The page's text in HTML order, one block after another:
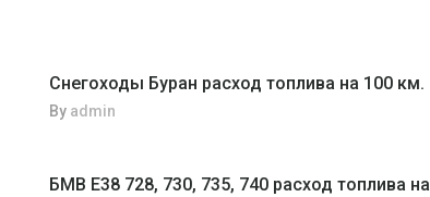
Снегоходы Буран расход топлива на 100 км.
By admin
БМВ Е38 728, 730, 735, 740 расход топлива на